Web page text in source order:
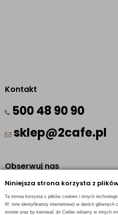
Niniejsza strona korzysta z
Ta strona korzysta z plików cookies i innych
IP, inne identyfikatory internetowe) w dwóch
stronie oraz by kierować do Ciebie reklamy w innych
Kontakt
500 48 90 90
sklep@2cafe.pl
Obserwuj nas
Facebook
Pinterest